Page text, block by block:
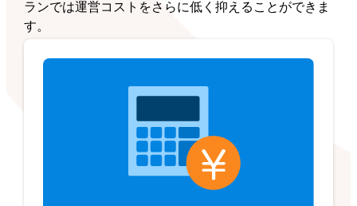
ランでは運営コストをさらに低く抑えることができま
す。